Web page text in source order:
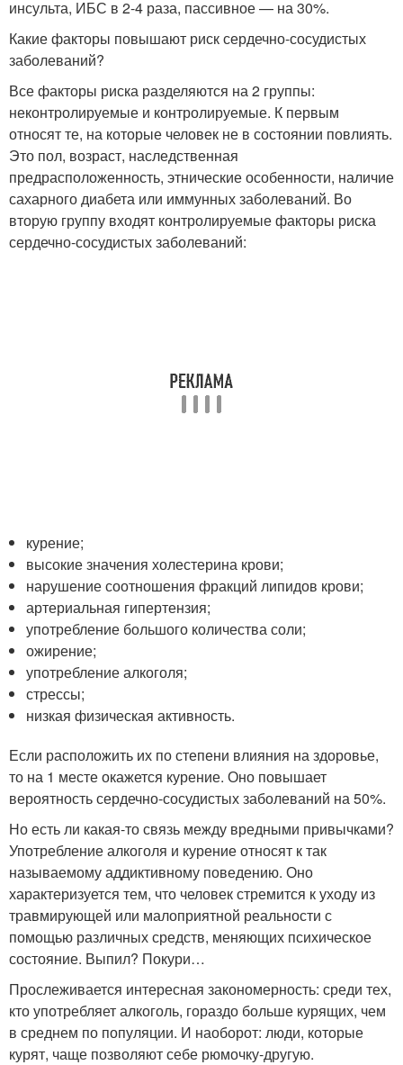
инсульта, ИБС в 2-4 раза, пассивное — на 30%.
Какие факторы повышают риск сердечно-сосудистых
заболеваний?
Все факторы риска разделяются на 2 группы:
неконтролируемые и контролируемые. К первым
относят те, на которые человек не в состоянии повлиять.
Это пол, возраст, наследственная
предрасположенность, этнические особенности, наличие
сахарного диабета или иммунных заболеваний. Во
вторую группу входят контролируемые факторы риска
сердечно-сосудистых заболеваний:
курение;
высокие значения холестерина крови;
нарушение соотношения фракций липидов крови;
артериальная гипертензия;
употребление большого количества соли;
ожирение;
употребление алкоголя;
стрессы;
низкая физическая активность.
Если расположить их по степени влияния на здоровье,
то на 1 месте окажется курение. Оно повышает
вероятность сердечно-сосудистых заболеваний на 50%.
Но есть ли какая-то связь между вредными привычками?
Употребление алкоголя и курение относят к так
называемому аддиктивному поведению. Оно
характеризуется тем, что человек стремится к уходу из
травмирующей или малоприятной реальности с
помощью различных средств, меняющих психическое
состояние. Выпил? Покури…
Прослеживается интересная закономерность: среди тех,
кто употребляет алкоголь, гораздо больше курящих, чем
в среднем по популяции. И наоборот: люди, которые
курят, чаще позволяют себе рюмочку-другую.